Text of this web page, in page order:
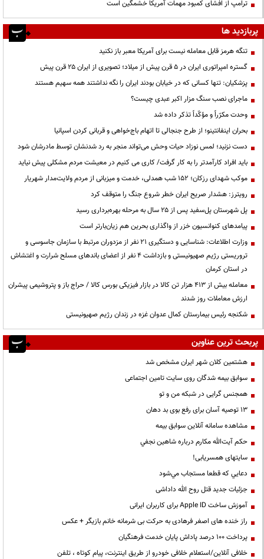
ترامپ از افشای کمبود مهمات آمریکا خشمگین است
پربازدید ها
تنگه هرمز قابل معامله نیست برای آمریکا معبر باز نکنید
گستره امپراتوری ایران در ۵ قرن پیش از میلاد؛ تصویری از ایران ۲۵ قرن پیش
پزشکیان: تنها کسانی که در خیابان بودند ایران را نگه نداشتند همه سهیم هستند
ماجرای نصب سنگ مزار اکبر عبدی چیست؟
وحدت مکرّراً و مؤکّداً تذکر داده شد
بحران اینفانتینو؛ از طرح جنجالی تا اتهام باج‌خواهی و قربانی کردن اسپانیا
دست نزنید؛ لمس نوزاد حیات وحش می‌تواند منجر به رد شدنشان توسط مادرشان شود
باید افراد کارآمدتر را به کار گرفت/ کاری می کنیم در معیشت مردم مشکلی پیش نیاید
موکب شهدای رزکان؛ ۱۵۲ شب همدلی، خدمت و میزبانی از مردم ولایت‌مدار شهریار
رویترز: هشدار صریح ایران خطر شروع جنگ را متوقف کرد
پل شهرستان پل‌سفید پس از ۲۵ سال به مرحله بهره‌برداری رسید
پیامدهای کنوانسیون خزر از واگذاری بحرین هم زیان‌بارتر است
وزارت اطلاعات: شناسایی و دستگیری ۲۱ نفر از مزدوران مرتبط با سازمان جاسوسی و
تروریستی رژیم صهیونیستی و بازداشت ۴ نفر از اعضای باندهای مسلح شرارت و اغتشاش
در استان کرمان
معامله بیش از ۴۱۳ هزار تن کالا در بازار فیزیکی بورس کالا / حراج باز و پتروشیمی پیشران
ارزش معاملات روز شدند
شکنجه رئیس بیمارستان کمال عدوان غزه در زندان رژیم صهیونیستی
پربحث ترین عناوین
هشتمین کلان شهر ایران مشخص شد
سوابق بیمه شدگان روی سایت تامین اجتماعی
همجنس گرایی در شبکه من و تو
13 توصیه آسان برای رفع بوی بد دهان
مشاهده سامانه آنلاين سوابق بیمه
حكم آيت‌الله مكارم درباره شاهين نجفي
سایتهای همسریابی!
دعايي كه قطعا مستجاب مي‌شود
جزئیات جدید قتل روح الله داداشی
آموزش ساخت Apple ID برای کاربران ایرانی
راز خنده های اصغر فرهادی به حرکت بی شرمانه خانم بازیگر + عکس
پرداخت ۱۰۰ درصد پاداش پایان خدمت فرهنگیان
خلافی آنلاین/استعلام خلافی خودرو از طریق اینترنت، پیام کوتاه ، تلفن